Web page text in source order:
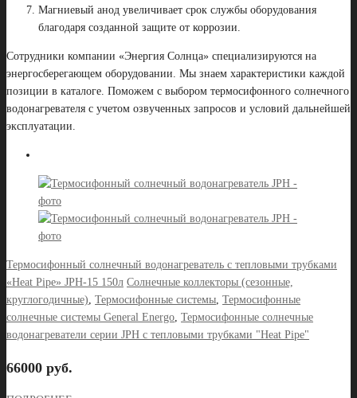
Магниевый анод увеличивает срок службы оборудования
благодаря созданной защите от коррозии.
Сотрудники компании «Энергия Солнца» специализируются на
энергосберегающем оборудовании. Мы знаем характеристики каждой
позиции в каталоге. Поможем с выбором термосифонного солнечного
водонагревателя с учетом озвученных запросов и условий дальнейшей
эксплуатации.
Термосифонный солнечный водонагреватель с тепловыми трубками
«Heat Pipe» JPH-15 150л Солнечные коллекторы (сезонные,
круглогодичные), Термосифонные системы, Термосифонные
солнечные системы General Energo, Термосифонные солнечные
водонагреватели серии JPH с тепловыми трубками "Heat Pipe"
66000 руб.